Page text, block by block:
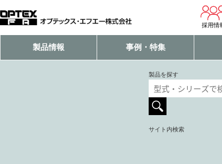
採用情
製品情報 事例・特集
製品を探す
サイト内検索